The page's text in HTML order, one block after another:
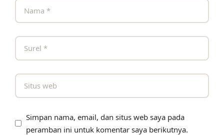
Simpan nama, email, dan situs web saya pada
peramban ini untuk komentar saya berikutnya.